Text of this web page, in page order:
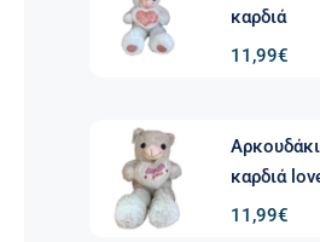
καρδιά
11,99€
καρδιά
11,99€